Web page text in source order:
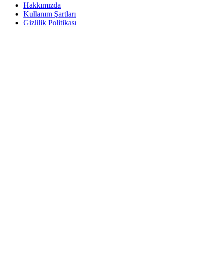
Hakkımızda
Kullanım Şartları
Gizlilik Politikası